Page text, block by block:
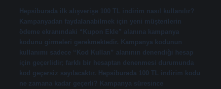
Hepsiburada ilk alışverişe 100 TL indirim nasıl kullanılır?
Kampanyadan faydalanabilmek için yeni müşterilerin
ödeme ekranındaki “Kupon Ekle” alanına kampanya
kodunu girmeleri gerekmektedir. Kampanya kodunun
kullanımı sadece “Kod Kullan” alanının denendiği hesap
için geçerlidir; farklı bir hesaptan denenmesi durumunda
kod geçersiz sayılacaktır. Hepsiburada 100 TL indirim kodu
ne zamana kadar geçerli? Kampanya süresince